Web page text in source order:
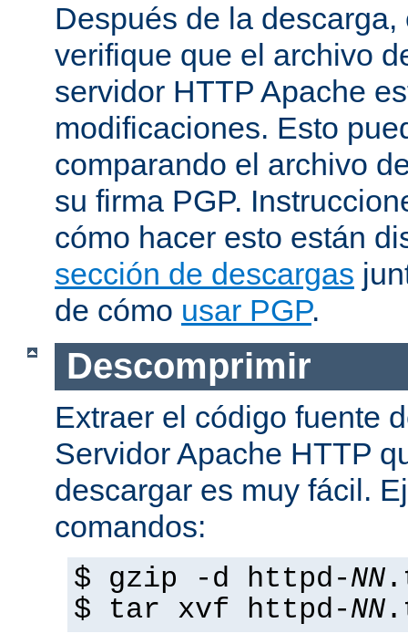
Después de la
verifique que el archivo
servidor HTTP Apache
modificaciones. Esto
comparando el archivo
su firma PGP.
cómo hacer esto están
sección de descargas
de cómo usar PGP.
Descomprimir
Extraer el código fuente
Servidor Apache HTTP
descargar es muy fácil.
comandos:
$ gzip -d httpd-NN
$ tar xvf httpd-NN